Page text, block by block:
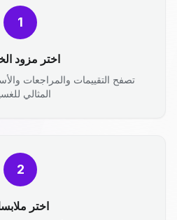
1
اختر مزود
تصفح التقييمات والمراجعات
المثالي
2
اختر